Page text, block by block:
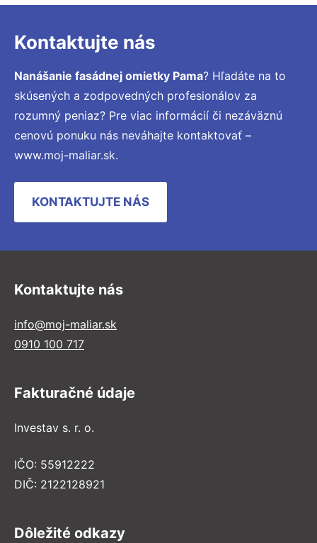
Kontaktujte nás
Nanášanie fasádnej omietky Pama? Hľadáte na to
skúsených a zodpovedných profesionálov za
rozumný peniaz? Pre viac informácií či nezáväznú
cenovú ponuku nás neváhajte kontaktovať –
www.moj-maliar.sk.
KONTAKTUJTE NÁS
Kontaktujte nás
info@moj-maliar.sk
0910 100 717
Fakturačné údaje
Investav s. r. o.
IČO: 55912222
DIČ: 2122128921
Dôležité odkazy